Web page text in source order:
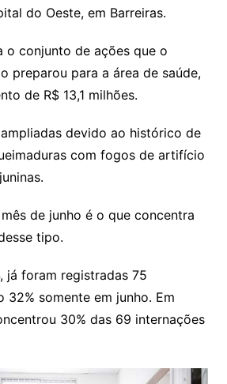
do Oeste, em Barreiras.
o conjunto de ações que o
preparou para a área de saúde,
de R$ 13,1 milhões.
devido ao histórico de
com fogos de artifício
de junho é o que concentra
tipo.
já foram registradas 75
32% somente em junho. Em
30% das 69 internações